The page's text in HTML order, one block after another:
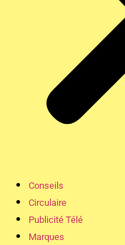
Conseils
Circulaire
Publicité Télé
Marques